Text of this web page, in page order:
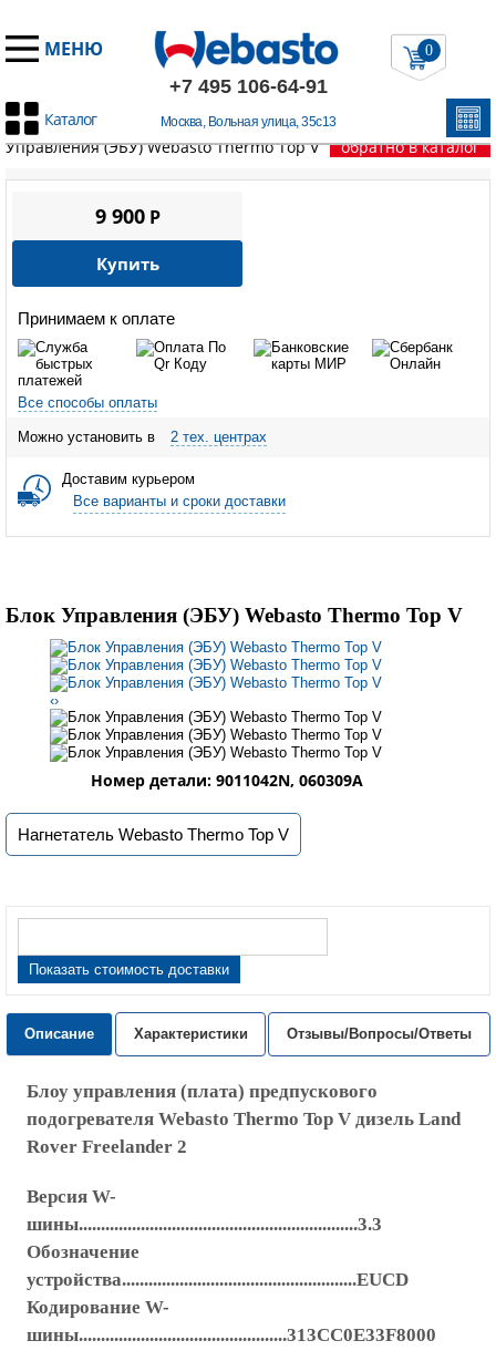
МЕНЮ
+7 495 106-64-91
Москва, Вольная улица, 35с13
Каталог
0
Главная / Запчасти Вебасто/Thermo Top V / VEVO
Управления (ЭБУ) Webasto Thermo Top V
обратно в каталог
Принимаем к оплате
Все способы оплаты
Можно установить в 2 тех. центрах
Доставим курьером
Все варианты и сроки доставки
9 900P
Купить
Блок Управления (ЭБУ) Webasto Thermo Top V
‹›
Номер детали: 9011042N, 060309A
Нагнетатель Webasto Thermo Top V
Показать стоимость доставки
Описание Характеристики Отзывы/Вопросы/Ответы
Блоу управления (плата) предпускового
подогревателя Webasto Thermo Top V дизель Land
Rover Freelander 2
Версия W-
шины...............................................................3.3
Обозначение
устройства.....................................................EUCD
Кодирование W-
шины...............................................313CC0E33F8000